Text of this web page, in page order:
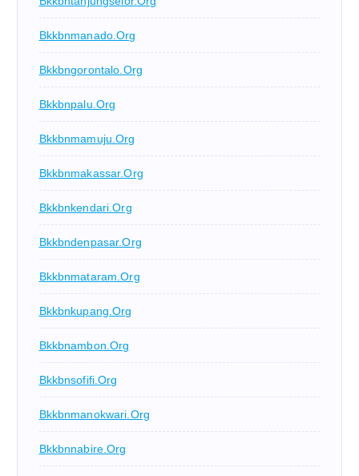
Bkkbnmanado.org
Bkkbngorontalo.org
Bkkbnpalu.org
Bkkbnmamuju.org
Bkkbnmakassar.org
Bkkbnkendari.org
Bkkbndenpasar.org
Bkkbnmataram.org
Bkkbnkupang.org
Bkkbnambon.org
Bkkbnsofifi.org
Bkkbnmanokwari.org
Bkkbnnabire.org